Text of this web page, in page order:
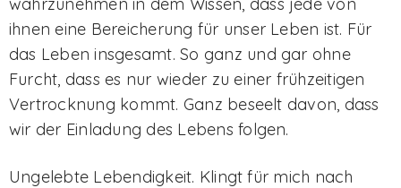
wahrzunehmen in dem Wissen, dass jede von
ihnen eine Bereicherung für unser Leben ist. Für
das Leben insgesamt. So ganz und gar ohne
Furcht, dass es nur wieder zu einer frühzeitigen
Vertrocknung kommt. Ganz beseelt davon, dass
wir der Einladung des Lebens folgen.
Ungelebte Lebendigkeit. Klingt für mich nach